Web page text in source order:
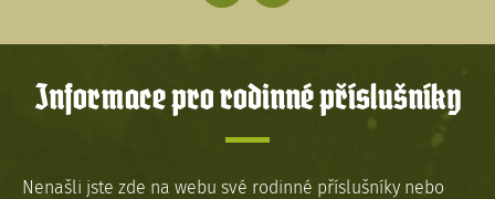
Informace pro rodinné příslušníky
Nenašli jste zde na webu své rodinné příslušníky nebo